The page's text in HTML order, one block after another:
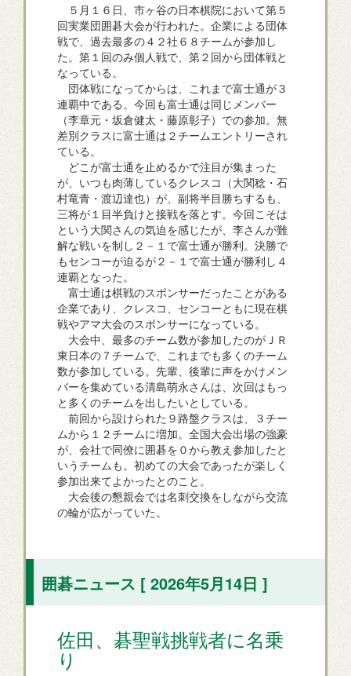
５月１６日、市ヶ谷の日本棋院において第５
回実業団囲碁大会が行われた。企業による団体
戦で、過去最多の４２社６８チームが参加し
た。第１回のみ個人戦で、第２回から団体戦と
なっている。
団体戦になってからは、これまで富士通が３
連覇中である。今回も富士通は同じメンバー
（李章元・坂倉健太・藤原彰子）での参加。無
差別クラスに富士通は２チームエントリーされ
ている。
どこが富士通を止めるかで注目が集まった
が、いつも肉薄しているクレスコ（大関稔・石
村竜青・渡辺達也）が、副将半目勝ちするも、
三将が１目半負けと接戦を落とす。今回こそは
という大関さんの気迫を感じたが、李さんが難
解な戦いを制し２－１で富士通が勝利。決勝で
もセンコーが迫るが２－１で富士通が勝利し４
連覇となった。
富士通は棋戦のスポンサーだったことがある
企業であり、クレスコ、センコーともに現在棋
戦やアマ大会のスポンサーになっている。
大会中、最多のチーム数が参加したのがＪＲ
東日本の７チームで、これまでも多くのチーム
数が参加している。先輩、後輩に声をかけメン
バーを集めている清島萌永さんは、次回はもっ
と多くのチームを出したいとしている。
前回から設けられた９路盤クラスは、３チー
ムから１２チームに増加。全国大会出場の強豪
が、会社で同僚に囲碁を０から教え参加したと
いうチームも。初めての大会であったが楽しく
参加出来てよかったとのこと。
大会後の懇親会では名刺交換をしながら交流
の輪が広がっていた。
囲碁ニュース [ 2026年5月14日 ]
佐田、碁聖戦挑戦者に名乗
り